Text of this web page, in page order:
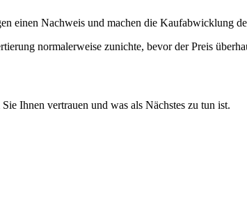
einen Nachweis und machen die Kaufabwicklung
normalerweise zunichte, bevor der Preis
Ihnen vertrauen und was als Nächstes zu tun ist.